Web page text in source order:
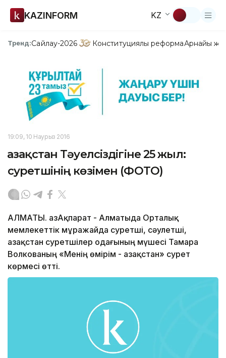
KAZINFORM KZ
Тренд:Сайлау-2026 Конституциялық реформаАрнайы
19:09, 10 Наурыз 2016
Қазақстан Тәуелсіздігіне 25 жыл:
суретшінің көзімен (ФОТО)
АЛМАТЫ. ҚазАқпарат - Алматыда Орталық
мемлекеттік мұражайда суретші, сәулетші,
Қазақстан суретшілер одағының мүшесі Тамара
Волкованың «Менің өмірім - Қазақстан» сурет
көрмесі өтті.